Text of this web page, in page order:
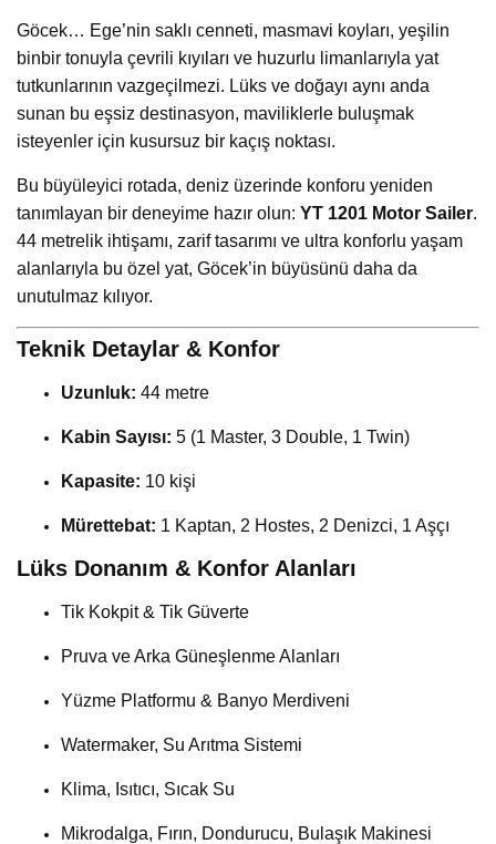
Göcek… Ege’nin saklı cenneti, masmavi koyları, yeşilin
binbir tonuyla çevrili kıyıları ve huzurlu limanlarıyla yat
tutkunlarının vazgeçilmezi. Lüks ve doğayı aynı anda
sunan bu eşsiz destinasyon, maviliklerle buluşmak
isteyenler için kusursuz bir kaçış noktası.
Bu büyüleyici rotada, deniz üzerinde konforu yeniden
tanımlayan bir deneyime hazır olun: YT 1201 Motor Sailer.
44 metrelik ihtişamı, zarif tasarımı ve ultra konforlu yaşam
alanlarıyla bu özel yat, Göcek’in büyüsünü daha da
unutulmaz kılıyor.
Teknik Detaylar & Konfor
Uzunluk: 44 metre
Kabin Sayısı: 5 (1 Master, 3 Double, 1 Twin)
Kapasite: 10 kişi
Mürettebat: 1 Kaptan, 2 Hostes, 2 Denizci, 1 Aşçı
Lüks Donanım & Konfor Alanları
Tik Kokpit & Tik Güverte
Pruva ve Arka Güneşlenme Alanları
Yüzme Platformu & Banyo Merdiveni
Watermaker, Su Arıtma Sistemi
Klima, Isıtıcı, Sıcak Su
Mikrodalga, Fırın, Dondurucu, Bulaşık Makinesi